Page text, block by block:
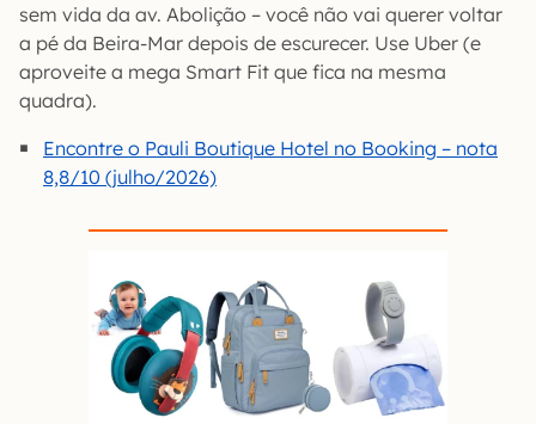
sem vida da av. Abolição – você não vai querer voltar
a pé da Beira-Mar depois de escurecer. Use Uber (e
aproveite a mega Smart Fit que fica na mesma
quadra).
Encontre o Pauli Boutique Hotel no Booking – nota
8,8/10 (julho/2026)